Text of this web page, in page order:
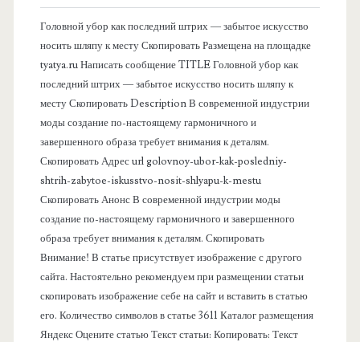
Головной убор как последний штрих — забытое искусство
носить шляпу к месту Скопировать Размещена на площадке
tyatya.ru Написать сообщение TITLE Головной убор как
последний штрих — забытое искусство носить шляпу к
месту Скопировать Description В современной индустрии
моды создание по-настоящему гармоничного и
завершенного образа требует внимания к деталям.
Скопировать Адрес url golovnoy-ubor-kak-posledniy-
shtrih-zabytoe-iskusstvo-nosit-shlyapu-k-mestu
Скопировать Анонс В современной индустрии моды
создание по-настоящему гармоничного и завершенного
образа требует внимания к деталям. Скопировать
Внимание! В статье присутствует изображение с другого
сайта. Настоятельно рекомендуем при размещении статьи
скопировать изображение себе на сайт и вставить в статью
его. Количество символов в статье 3611 Каталог размещения
Яндекс Оцените статью Текст статьи: Копировать: Текст